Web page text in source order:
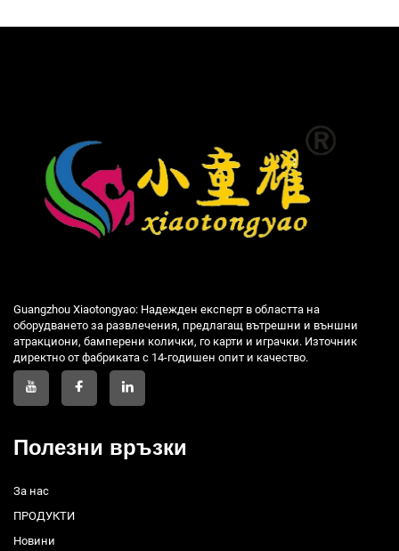
Guangzhou Xiaotongyao: Надежден експерт в областта на
оборудването за развлечения, предлагащ вътрешни и външни
атракциони, бамперени колички, го карти и играчки. Източник
директно от фабриката с 14-годишен опит и качество.
Полезни връзки
За нас
ПРОДУКТИ
Новини